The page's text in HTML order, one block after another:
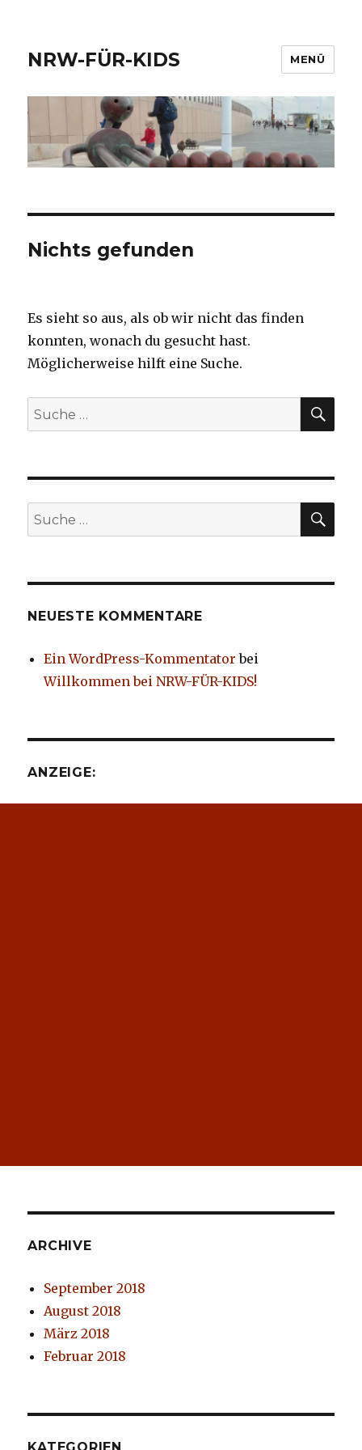
NRW-FÜR-KIDS MENÜ
Nichts gefunden
Es sieht so aus, als ob wir nicht das finden
konnten, wonach du gesucht hast.
Möglicherweise hilft eine Suche.
Suche
nach:
Suche
nach:
NEUESTE KOMMENTARE
Ein WordPress-Kommentator bei
Willkommen bei NRW-FÜR-KIDS!
ANZEIGE:
ARCHIVE
September 2018
August 2018
März 2018
Februar 2018